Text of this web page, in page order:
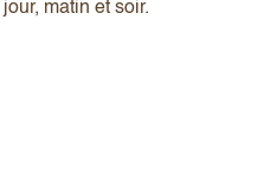
matin et soir.